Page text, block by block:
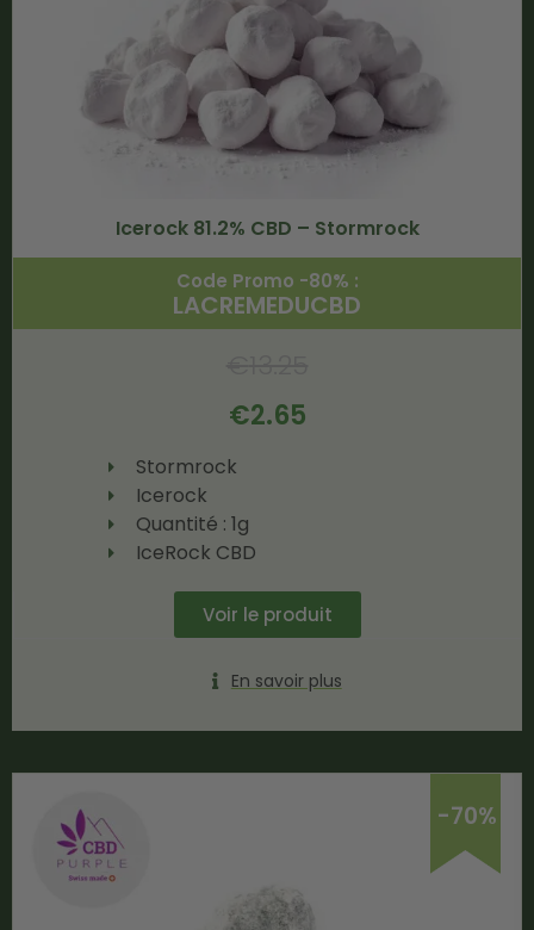
Icerock 81.2% CBD – Stormrock
Code Promo -80% :
LACREMEDUCBD
€2.65
Stormrock
Icerock
Quantité : 1g
IceRock CBD
Voir le produit
En savoir plus
-70%